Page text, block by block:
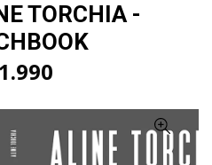
TORCHIA -